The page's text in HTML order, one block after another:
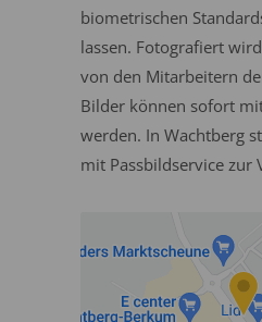
biometrischen
lassen. Fotografiert
von den Mitarbeitern
Bilder können sofort
werden. In Wachtberg
mit Passbildservice zur